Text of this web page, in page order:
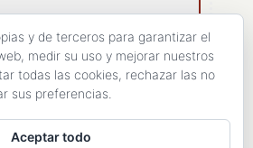
y de terceros para garantizar el
medir su uso y mejorar nuestros
todas las cookies, rechazar las no
sus preferencias.
Aceptar todo